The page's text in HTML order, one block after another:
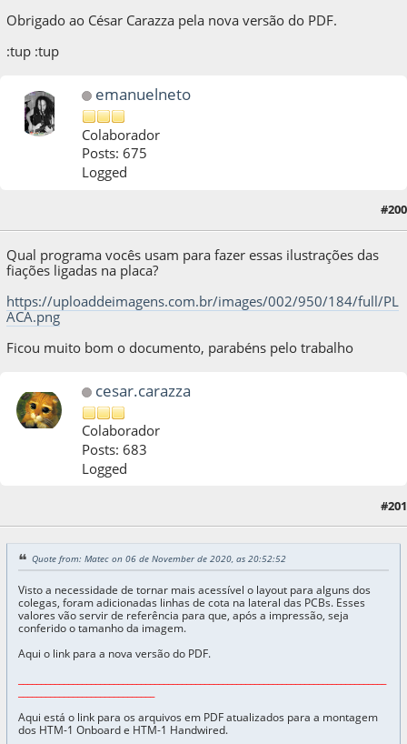
Obrigado ao César Carazza pela nova versão do PDF.
:tup :tup
emanuelneto
Colaborador
Posts: 675
Logged
#200
Qual programa vocês usam para fazer essas ilustrações das
fiações ligadas na placa?
https://uploaddeimagens.com.br/images/002/950/184/full/PL
ACA.png
Ficou muito bom o documento, parabéns pelo trabalho
cesar.carazza
Colaborador
Posts: 683
Logged
#201
Quote from: Matec on 06 de November de 2020, as 20:52:52
Visto a necessidade de tornar mais acessível o layout para alguns dos
colegas, foram adicionadas linhas de cota na lateral das PCBs. Esses
valores vão servir de referência para que, após a impressão, seja
conferido o tamanho da imagem.
Aqui o link para a nova versão do PDF.
Aqui está o link para os arquivos em PDF atualizados para a montagem
dos HTM-1 Onboard e HTM-1 Handwired.